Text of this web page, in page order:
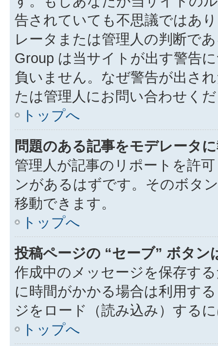
告されていても不思議ではあ
レータまたは管理人の判断で
Group は当サイトが出す警告
負いません。なぜ警告が出さ
たは管理人にお問い合わせく
トップへ
問題のある記事をモデレータ
管理人が記事のリポートを許
ンがあるはずです。そのボタ
移動できます。
トップへ
投稿ページの “セーブ” ボタン
作成中のメッセージを保存す
に時間がかかる場合は利用す
ジをロード（読み込み）する
トップへ